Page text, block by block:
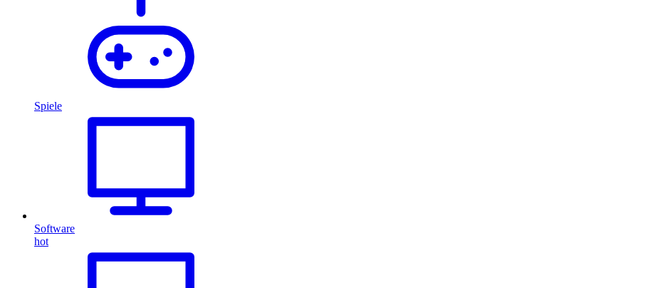
Spiele
Software
hot